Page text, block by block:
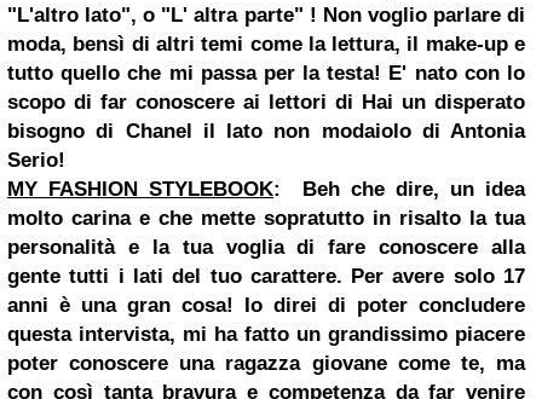
"L'altro lato", o "L' altra parte" ! Non voglio parlare di
moda, bensì di altri temi come la lettura, il make-up e
tutto quello che mi passa per la testa! E' nato con lo
scopo di far conoscere ai lettori di Hai un disperato
bisogno di Chanel il lato non modaiolo di Antonia
Serio!
MY FASHION STYLEBOOK: Beh che dire, un idea
molto carina e che mette sopratutto in risalto la tua
personalità e la tua voglia di fare conoscere alla
gente tutti i lati del tuo carattere. Per avere solo 17
anni è una gran cosa! Io direi di poter concludere
questa intervista, mi ha fatto un grandissimo piacere
poter conoscere una ragazza giovane come te, ma
con così tanta bravura e competenza da far venire